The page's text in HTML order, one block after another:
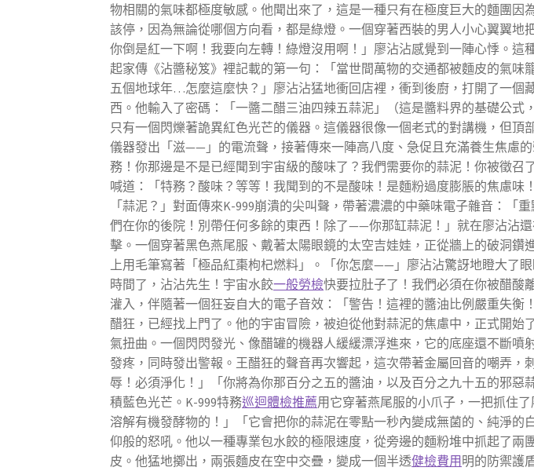
物相關的氣味都極度敏感。他聞出來了，這是一種只有在極度巨大的麵團
該停，因為無論從哪個方向看，都是綠燈。一個穿著西裝的男人小心翼翼
你倒是紅一下啊！我要向左轉！綠燈沒用啊！」廖沾沾感覺到一陣心悸。
起家傳《沾醬秘笈》裡記載的第一句：「當世間萬物的交通都被麵皮的氣
五個地球年…怎麼這麼快？」廖沾沾猛地衝回店裡，衝到後廚，打開了一
西。他輸入了密碼：「一醬二醋三油四辣五蒜泥」（這是醬料界的基礎公式
只有一個閃爍著詭異紅色光芒的儀器。這儀器很像一個老式的對講機，但
儀器發出「滋——」的電流聲，接著傳來一陣高八度、急促且充滿養生焦慮
務！你那邊是不是已經聞到宇宙級的酸味了？我們需要你的蒜泥！你被徵
喊道：「特務？酸味？等等！我聞到的不是酸味！是麵粉過度膨脹的焦慮味
「蒜泥？」對面傳來K-999崩潰的尖叫聲，帶著濃濃的中藥味電子雜音：
們在你的後院！別帶任何多餘的東西！除了——你那缸蒜泥！」就在廖沾沾
擊。一個穿著黑色燕尾服、戴著太陽眼鏡的太空吉娃娃，正從牆上的破洞鑽
上用毛筆寫著「極品紅棗枸杞燃料」。「你怎麼——」廖沾沾驚訝地瞪大了
時間了，沾沾先生！宇宙水餃一般勞檢快要拉肚子了！我們必須在你被醋酸
灌入，伴隨著一個狂妄自大的電子音效：「警告！這裡的醬油比例嚴重失
醋狂，已經找上門了。他的宇宙冒險，被迫從他對蒜泥的焦慮中，正式開
氣扭曲。一個閃閃發光、像醋罐的機器人緩緩漂浮進來，它的底座還不斷
發疼，同時發出警報。王醋狂的聲音再次響起，這次帶著金屬回音的嘲弄
辱！必須淨化！」「你將為你那百分之五的醬油，以及百分之九十五的邪
積藍色光芒。K-999特務巡迴體檢推薦用它穿著燕尾服的小爪子，一把抓住
溶解有機發酵物的！」「它會把你的蒜泥在零點一秒內變成無菌的、純淨
仰般的怒吼。他以一種專業包水餃的極限速度，從旁邊的麵粉堆中抓起了
皮。他猛地擲出，兩張麵皮在空中交疊，變成一個半透健檢費用明的防禦護